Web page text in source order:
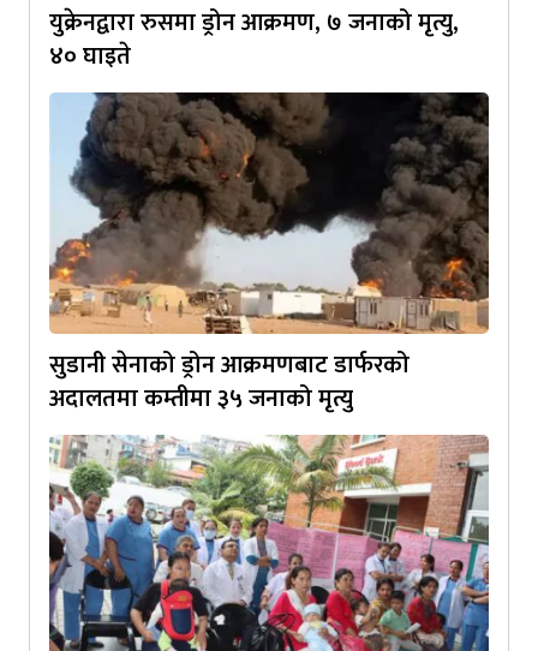
युक्रेनद्वारा रुसमा ड्रोन आक्रमण, ७ जनाको मृत्यु,
४० घाइते
सुडानी सेनाको ड्रोन आक्रमणबाट डार्फरको
अदालतमा कम्तीमा ३५ जनाको मृत्यु